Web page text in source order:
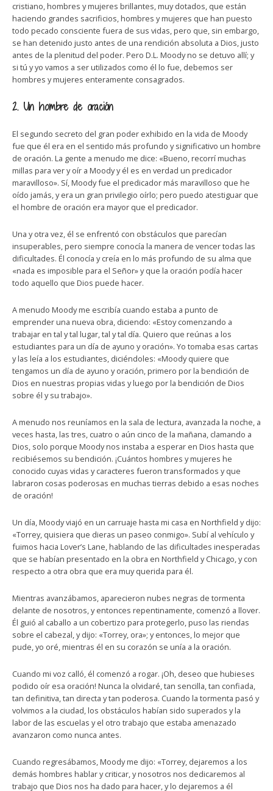
cristiano, hombres y mujeres brillantes, muy dotados, que están
haciendo grandes sacrificios, hombres y mujeres que han puesto
todo pecado consciente fuera de sus vidas, pero que, sin embargo,
se han detenido justo antes de una rendición absoluta a Dios, justo
antes de la plenitud del poder. Pero D.L. Moody no se detuvo allí; y
si tú y yo vamos a ser utilizados como él lo fue, debemos ser
hombres y mujeres enteramente consagrados.
2. Un hombre de oración
El segundo secreto del gran poder exhibido en la vida de Moody
fue que él era en el sentido más profundo y significativo un hombre
de oración. La gente a menudo me dice: «Bueno, recorrí muchas
millas para ver y oír a Moody y él es en verdad un predicador
maravilloso». Sí, Moody fue el predicador más maravilloso que he
oído jamás, y era un gran privilegio oírlo; pero puedo atestiguar que
el hombre de oración era mayor que el predicador.
Una y otra vez, él se enfrentó con obstáculos que parecían
insuperables, pero siempre conocía la manera de vencer todas las
dificultades. Él conocía y creía en lo más profundo de su alma que
«nada es imposible para el Señor» y que la oración podía hacer
todo aquello que Dios puede hacer.
A menudo Moody me escribía cuando estaba a punto de
emprender una nueva obra, diciendo: «Estoy comenzando a
trabajar en tal y tal lugar, tal y tal día. Quiero que reúnas a los
estudiantes para un día de ayuno y oración». Yo tomaba esas cartas
y las leía a los estudiantes, diciéndoles: «Moody quiere que
tengamos un día de ayuno y oración, primero por la bendición de
Dios en nuestras propias vidas y luego por la bendición de Dios
sobre él y su trabajo».
A menudo nos reuníamos en la sala de lectura, avanzada la noche, a
veces hasta, las tres, cuatro o aún cinco de la mañana, clamando a
Dios, solo porque Moody nos instaba a esperar en Dios hasta que
recibiésemos su bendición. ¡Cuántos hombres y mujeres he
conocido cuyas vidas y caracteres fueron transformados y que
labraron cosas poderosas en muchas tierras debido a esas noches
de oración!
Un día, Moody viajó en un carruaje hasta mi casa en Northfield y dijo:
«Torrey, quisiera que dieras un paseo conmigo». Subí al vehículo y
fuimos hacia Lover’s Lane, hablando de las dificultades inesperadas
que se habían presentado en la obra en Northfield y Chicago, y con
respecto a otra obra que era muy querida para él.
Mientras avanzábamos, aparecieron nubes negras de tormenta
delante de nosotros, y entonces repentinamente, comenzó a llover.
Él guió al caballo a un cobertizo para protegerlo, puso las riendas
sobre el cabezal, y dijo: «Torrey, ora»; y entonces, lo mejor que
pude, yo oré, mientras él en su corazón se unía a la oración.
Cuando mi voz calló, él comenzó a rogar. ¡Oh, deseo que hubieses
podido oír esa oración! Nunca la olvidaré, tan sencilla, tan confiada,
tan definitiva, tan directa y tan poderosa. Cuando la tormenta pasó y
volvimos a la ciudad, los obstáculos habían sido superados y la
labor de las escuelas y el otro trabajo que estaba amenazado
avanzaron como nunca antes.
Cuando regresábamos, Moody me dijo: «Torrey, dejaremos a los
demás hombres hablar y criticar, y nosotros nos dedicaremos al
trabajo que Dios nos ha dado para hacer, y lo dejaremos a él